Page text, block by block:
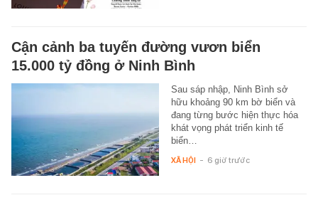
Cận cảnh ba tuyến đường vươn biển
15.000 tỷ đồng ở Ninh Bình
Sau sáp nhập, Ninh Bình sở
hữu khoảng 90 km bờ biển và
đang từng bước hiện thực hóa
khát vọng phát triển kinh tế
biển…
XÃ HỘI - 6 giờ trước